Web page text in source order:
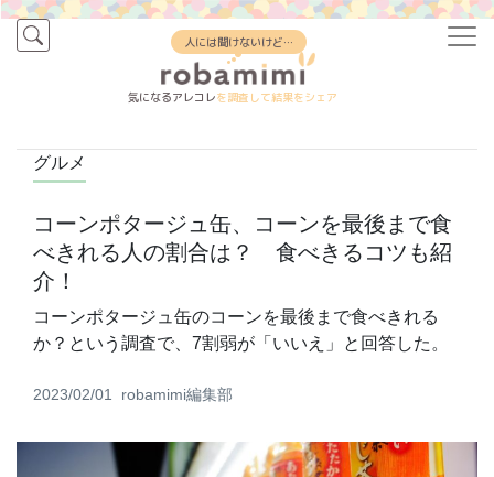
人には聞けないけど…
気になるアレコレを調査して結果をシェア
グルメ
コーンポタージュ缶、コーンを最後まで食
べきれる人の割合は？ 食べきるコツも紹
介！
コーンポタージュ缶のコーンを最後まで食べきれる
か？という調査で、7割弱が「いいえ」と回答した。
2023/02/01 robamimi編集部